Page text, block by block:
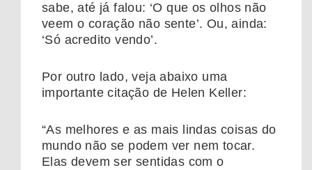
sabe, até já falou: ‘O que os olhos não
veem o coração não sente’. Ou, ainda:
‘Só acredito vendo’.
Por outro lado, veja abaixo uma
importante citação de Helen Keller:
“As melhores e as mais lindas coisas do
mundo não se podem ver nem tocar.
Elas devem ser sentidas com o